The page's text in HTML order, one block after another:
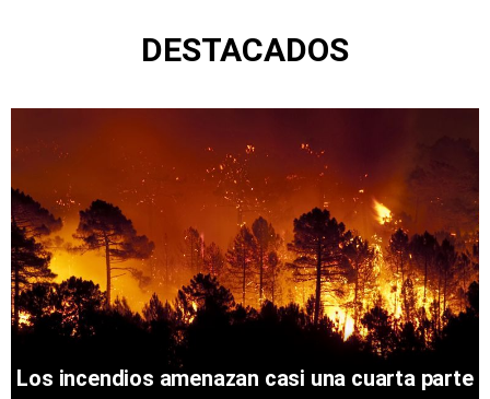
DESTACADOS
Los incendios amenazan casi una cuarta parte